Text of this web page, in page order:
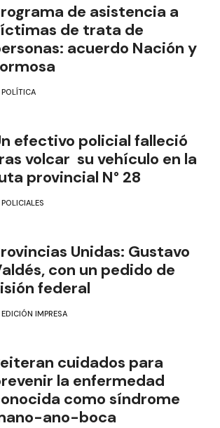
de asistencia a
de trata de
acuerdo Nación y
POLÍTICA
efectivo policial falleció
volcar su vehículo en la
provincial N° 28
POLICIALES
Unidas: Gustavo
con un pedido de
federal
EDICIÓN IMPRESA
cuidados para
la enfermedad
como síndrome
ano-boca